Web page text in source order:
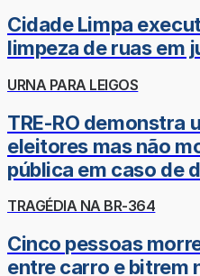
Cidade Limpa
limpeza de ruas em
URNA PARA LEIGOS
TRE-RO demonstra
eleitores mas não
pública em caso de
TRAGÉDIA NA BR-364
Cinco pessoas
entre carro e bitrem